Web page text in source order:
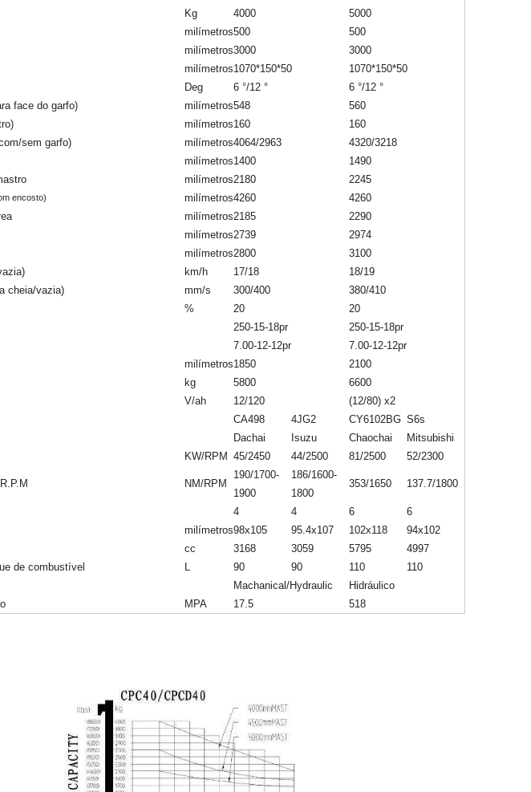
Kg 4000
5000
milímetros500 500
milímetros3000
3000
milímetros1070*150*50
1070*150*50
Deg 6 °/12 °
6 °/12 °
face do garfo) milímetros548
560
milímetros160
160
sem garfo) milímetros4064/2963
4320/3218
milímetros1400
1490
milímetros2180
2245
encosto) milímetros4260
4260
milímetros2185
2290
milímetros2739
2974
milímetros2800 3100
km/h 17/18
18/19
cheia/vazia) mm/s 300/400
380/410
% 20 20
250-15-18pr
250-15-18pr
7.00-12-12pr
7.00-12-12pr
milímetros1850
2100
kg 5800 6600
V/ah 12/120
(12/80) x2
CA498 4JG2 CY6102BG S6s
Dachai Isuzu Chaochai
Mitsubishi
KW/RPM 45/2450 44/2500 81/2500 52/2300
NM/RPM
190/1700-
1900
186/1600-
1800
353/1650 137.7/1800
4 4 6
6
milímetros98x105 95.4x107 102x118
94x102
cc 3168 3059 5795
4997
de combustível L 90 90 110
110
Machanical/Hydraulic
Hidráulico
MPA 17.5 518